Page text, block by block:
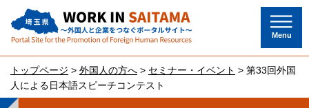
埼玉県～外国人と企業をつなぐポー
タルサイト～
Menu
トップページ > 外国人の方へ > セミナー・イベント > 第33回外国
人による日本語スピーチコンテスト